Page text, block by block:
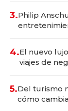
3.Philip
4.El nuevo
viajes de
5.Del turismo
cómo